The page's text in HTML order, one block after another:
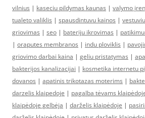
vilnius | kaseciu pildymas kaunas | valymo
tualeto valiklis | spausdintuvu kainos |
griovimas | seo | bateriju ikrovimas |
| oraputes membranos | indu ploviklis |
griovimo darbai kaina | geliu pristatymas |
bakterijos kanalizacijai | kosmetika internetu
dovanos | apatinis trikotazas moterims |
darzelis klaipedoje | pagalba tėvams
klaipėdoje gelbėja | darželis klaipėdoje |